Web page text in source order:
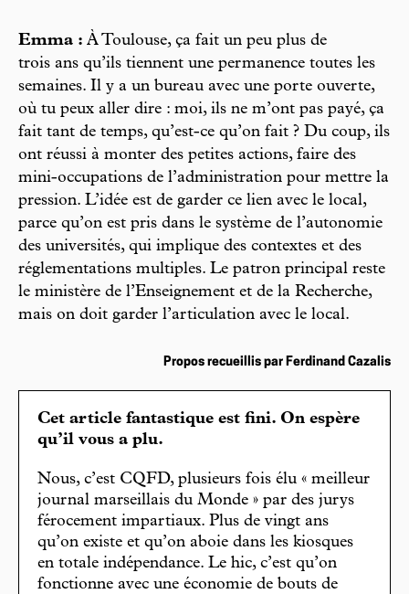
Emma : À Toulouse, ça fait un peu plus de
trois ans qu’ils tiennent une permanence toutes les
semaines. Il y a un bureau avec une porte ouverte,
où tu peux aller dire : moi, ils ne m’ont pas payé, ça
fait tant de temps, qu’est-ce qu’on fait ? Du coup, ils
ont réussi à monter des petites actions, faire des
mini-occupations de l’administration pour mettre la
pression. L’idée est de garder ce lien avec le local,
parce qu’on est pris dans le système de l’autonomie
des universités, qui implique des contextes et des
réglementations multiples. Le patron principal reste
le ministère de l’Enseignement et de la Recherche,
mais on doit garder l’articulation avec le local.
Propos recueillis par Ferdinand Cazalis
Cet article fantastique est fini. On espère
qu’il vous a plu.
Nous, c’est CQFD, plusieurs fois élu « meilleur
journal marseillais du Monde » par des jurys
férocement impartiaux. Plus de vingt ans
qu’on existe et qu’on aboie dans les kiosques
en totale indépendance. Le hic, c’est qu’on
fonctionne avec une économie de bouts de